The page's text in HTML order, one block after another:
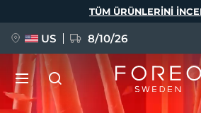
TÜM ÜRÜNLERINI
US 8/10/26